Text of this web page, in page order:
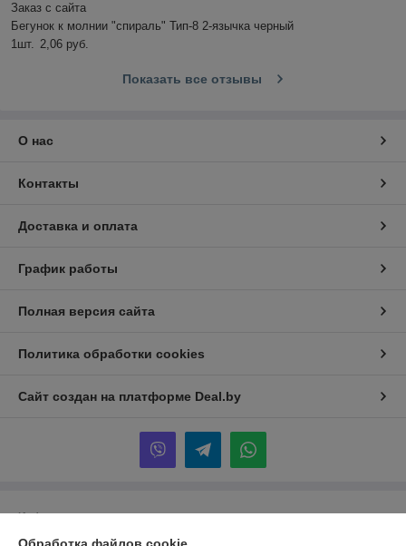
Заказ с сайта
Бегунок к молнии "спираль" Тип-8 2-язычка черный
1шт.	2,06 руб.
Показать все отзывы
О нас
Контакты
Доставка и оплата
График работы
Полная версия сайта
Политика обработки cookies
Сайт создан на платформе Deal.by
Информация для покупателя